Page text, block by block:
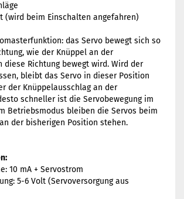
(wird beim Einschalten angefahren)
das Servo bewegt sich so
wie der Knüppel an der
diese Richtung bewegt wird. Wird der
bleibt das Servo in dieser Position
der Knüppelausschlag an der
schneller ist die Servobewegung im
Betriebsmodus bleiben die Servos beim
der bisherigen Position stehen.
10 mA + Servostrom
5-6 Volt (Servoversorgung aus